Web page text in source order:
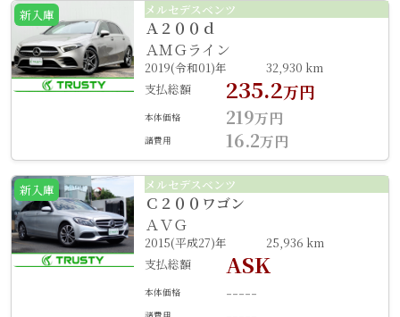
新入庫 メルセデスベンツ
Ａ２００ｄ
ＡＭＧライン
2019(令和01)年
32,930 km
支払総額
235.2万円
本体価格 219万円
諸費用 16.2万円
新入庫 メルセデスベンツ
Ｃ２００ワゴン
ＡＶＧ
2015(平成27)年
25,936 km
支払総額
ASK
本体価格 -----